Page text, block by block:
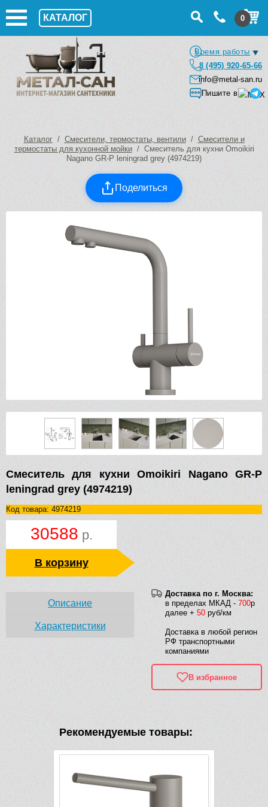
КАТАЛОГ 0
Время работы
8 (495) 920-65-66
info@metal-san.ru
Пишите в
Каталог/ Смесители, термостаты, вентили/ Смесители и
термостаты для кухонной мойки/ Смеситель для кухни Omoikiri
Nagano GR-P leningrad grey (4974219)
Поделиться
Смеситель для кухни Omoikiri Nagano GR-P
leningrad grey (4974219)
Код товара: 4974219
30588 р.
В корзину
Доставка по г. Москва:
в пределах МКАД - 700р
далее + 50 руб/км
Доставка в любой регион
РФ транспортными
компаниями
В избранное
Описание
Характеристики
Рекомендуемые товары: